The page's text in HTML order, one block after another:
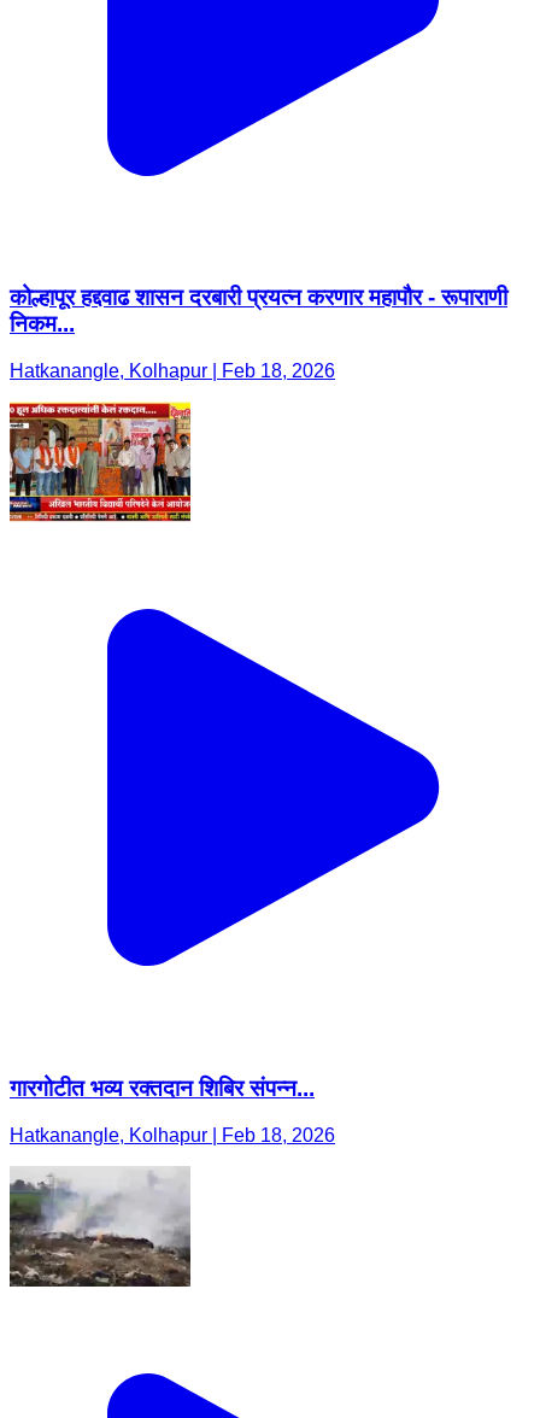
कोल्हापूर हद्दवाढ शासन दरबारी प्रयत्न करणार महापौर - रूपाराणी
निकम...
Hatkanangle, Kolhapur | Feb 18, 2026
गारगोटीत भव्य रक्तदान शिबिर संपन्न...
Hatkanangle, Kolhapur | Feb 18, 2026